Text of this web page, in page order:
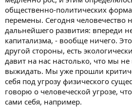
общественно-политических
перемены. Сегодня человечество
дальнейшего развития: впереди
капитализма, - вообще ничего.
другой стороны, есть
давит на нас настолько, что мы
выжидать. Мы уже прошли
себя под угрозу физического
говорю о человеческой угрозе,
сами себя, например.